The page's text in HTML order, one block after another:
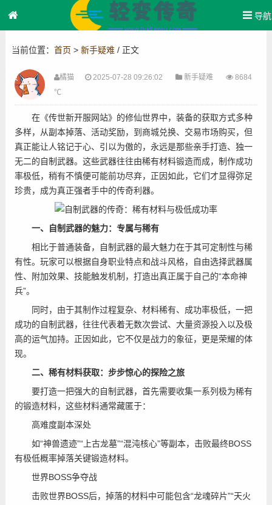
首
页
导航
当前位置： 首页 > 新手疑难/ 正文
橘猫 2025-07-28 09:26:02 新手疑难
8684
℃
在《传世新开服网站》的修仙世界中，装备的获取方式多种
多样，从副本掉落、活动奖励，到商城兑换、交易市场购买，但
真正能让人铭记于心、引以为傲的，永远是那些亲手打造、独一
无二的自制武器。这些武器往往由稀有材料锻造而成，制作成功
率极低，稍有不慎便可能前功尽弃，正因如此，它们才显得弥足
珍贵，成为真正强者手中的传奇利器。
一、自制武器的魅力：专属与稀有
相比于普通装备，自制武器的最大魅力在于其可定制性与稀
有性。玩家可以根据自身职业特点和战斗风格，自由选择武器属
性、附加效果、技能触发机制，打造出真正属于自己的“本命神
兵”。
同时，由于其制作过程复杂、材料稀有、成功率极低，一把
成功的自制武器，往往代表着无数次尝试、大量资源投入以及极
高的运气加持。正因如此，它不仅是战力的象征，更是荣耀的体
现。
二、稀有材料获取：步步惊心的探险之旅
要打造一把强大的自制武器，首先需要收集一系列极为稀有
的锻造材料，这些材料通常藏匿于：
高难度副本深处
如“神兽遗迹”“上古龙墓”“混沌核心”等副本，击败最终BOSS
有极低概率掉落关键锻造材料。
世界BOSS争夺战
击败世界BOSS后，掉落的材料中可能包含“龙魂碎片”“天火